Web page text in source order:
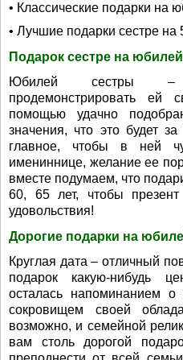
• Классические подарки на
• Лучшие подарки сестре на
Подарок сестре на юбилей
Юбилей сестры –
продемонстрировать
помощью удачно
значения, что это будет
главное, чтобы в ней
имениннице, желание ее
вместе подумаем, что
60, 65 лет, чтобы
удовольствия!
Дорогие подарки на
Круглая дата – отличный
подарок какую-нибудь
осталась напоминанием
сокровищем своей
возможно, и семейной
вам столь дорогой